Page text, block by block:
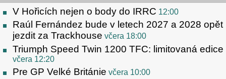
V Hořicích nejen o body do IRRC 12:00
Raúl Fernández bude v letech 2027 a 2028 opět
jezdit za Trackhouse včera 18:00
Triumph Speed Twin 1200 TFC: limitovaná edice
včera 12:20
Pre GP Velké Británie včera 10:00